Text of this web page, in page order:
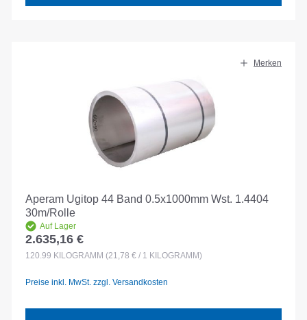
Merken
Aperam Ugitop 44 Band 0.5x1000mm Wst. 1.4404
30m/Rolle
Auf Lager
Regulärer Preis:
2.635,16 €
120.99 KILOGRAMM (21,78 € / 1 KILOGRAMM)
Preise inkl. MwSt. zzgl. Versandkosten